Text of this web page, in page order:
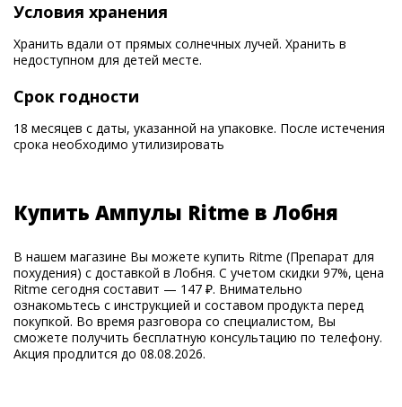
Условия хранения
Хранить вдали от прямых солнечных лучей. Хранить в
недоступном для детей месте.
Срок годности
18 месяцев с даты, указанной на упаковке. После истечения
срока необходимо утилизировать
Купить Ампулы Ritme в Лобня
В нашем магазине Вы можете купить Ritme (Препарат для
похудения) с доставкой в Лобня. С учетом скидки 97%, цена
Ritme сегодня составит — 147 ₽. Внимательно
ознакомьтесь с инструкцией и составом продукта перед
покупкой. Во время разговора со специалистом, Вы
сможете получить бесплатную консультацию по телефону.
Акция продлится до 08.08.2026.